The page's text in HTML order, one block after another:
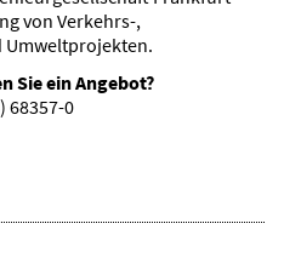
von Verkehrs-,
Umweltprojekten.
Sie ein Angebot?
68357-0